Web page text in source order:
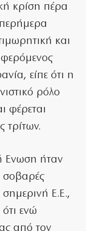
κρίση πέρα
και
είπε ότι η
ρόλο
φέρεται
τρίτων.
Ενωση ήταν
σοβαρές
σημερινή Ε.Ε.,
ενώ
από τον